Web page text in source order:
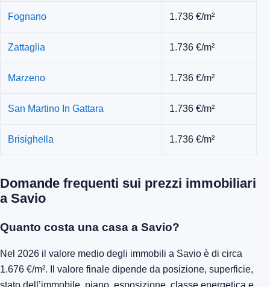
Fognano 1.736 €/m²
Zattaglia 1.736 €/m²
Marzeno 1.736 €/m²
San Martino In Gattara 1.736 €/m²
Brisighella 1.736 €/m²
Domande frequenti sui prezzi immobiliari
a Savio
Quanto costa una casa a Savio?
Nel 2026 il valore medio degli immobili a Savio è di circa
1.676 €/m². Il valore finale dipende da posizione, superficie,
stato dell’immobile, piano, esposizione, classe energetica e